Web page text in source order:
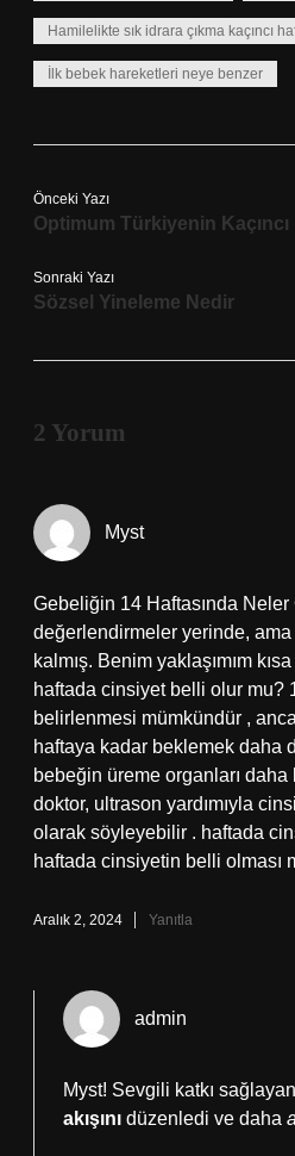
Hamilelikte sık idrara çıkma kaçıncı
İlk bebek hareketleri neye benzer
Önceki Yazı
Optimum Türkiyenin
Sonraki Yazı
Sözsel Yineleme Nedir
2 Yorum
Myst
Gebeliğin 14 Haftasında Neler
değerlendirmeler yerinde, ama
kalmış. Benim yaklaşımım
haftada cinsiyet belli olur mu?
belirlenmesi mümkündür ,
haftaya kadar beklemek daha
bebeğin üreme organları
doktor, ultrason yardımıyla
olarak söyleyebilir . haftada
haftada cinsiyetin belli olması
Aralık 2, 2024 Yanıtla
admin
Myst! Sevgili katkı
akışını düzenledi ve daha